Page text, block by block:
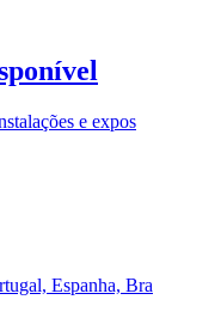
e expos
Espanha, Bra